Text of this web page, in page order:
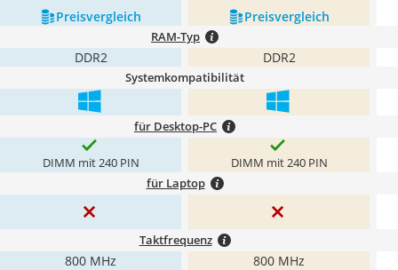
Preis­vergleich Preis­vergleich
RAM-Typ
DDR2 DDR2
Systemkompatibilität
für Desktop-PC
DIMM mit 240 PIN DIMM mit 240 PIN
für Laptop
Taktfrequenz
800 MHz 800 MHz